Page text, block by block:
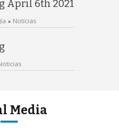
April 6th 2021
Noticias
Media